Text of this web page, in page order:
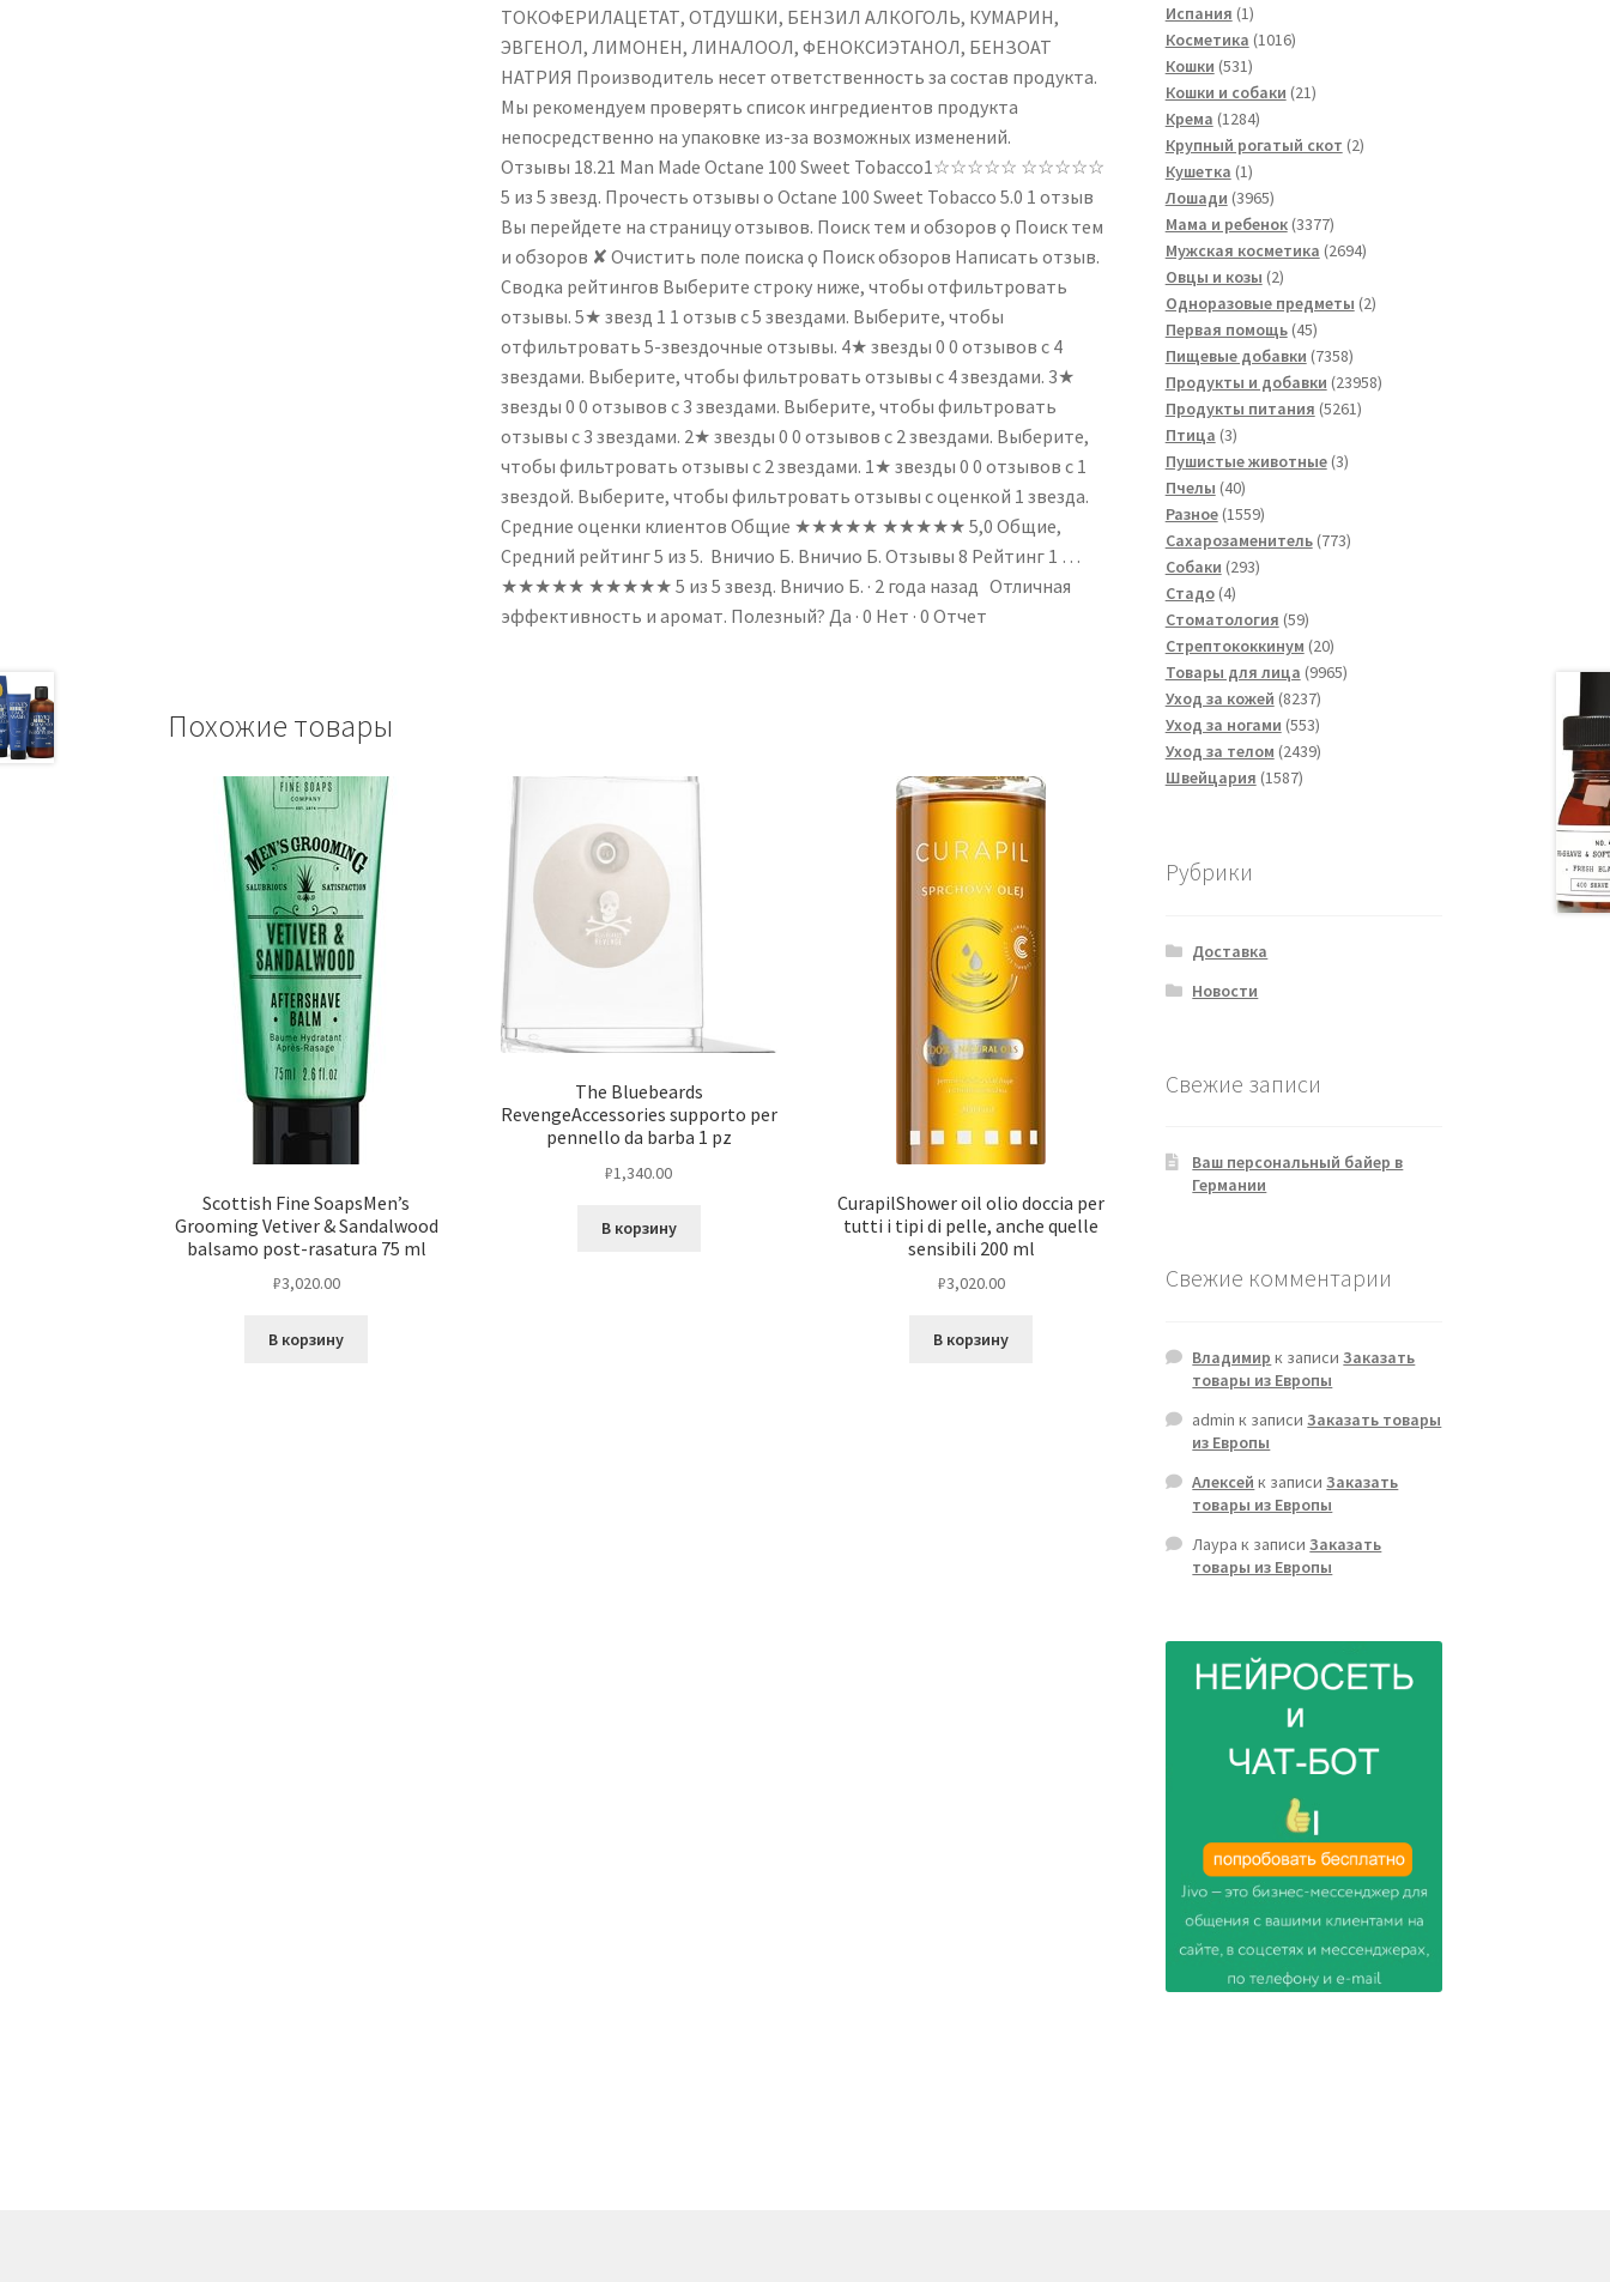
ТОКОФЕРИЛАЦЕТАТ, ОТДУШКИ, БЕНЗИЛ АЛКОГОЛЬ, КУМАРИН,
ЭВГЕНОЛ, ЛИМОНЕН, ЛИНАЛООЛ, ФЕНОКСИЭТАНОЛ, БЕНЗОАТ
НАТРИЯ Производитель несет ответственность за состав продукта.
Мы рекомендуем проверять список ингредиентов продукта
непосредственно на упаковке из-за возможных изменений.
Отзывы 18.21 Man Made Octane 100 Sweet Tobacco1☆☆☆☆☆ ☆☆☆☆☆
5 из 5 звезд. Прочесть отзывы о Octane 100 Sweet Tobacco 5.0 1 отзыв
Вы перейдете на страницу отзывов. Поиск тем и обзоров ϙ Поиск тем
и обзоров ✘ Очистить поле поиска ϙ Поиск обзоров Написать отзыв.
Сводка рейтингов Выберите строку ниже, чтобы отфильтровать
отзывы. 5★ звезд 1 1 отзыв с 5 звездами. Выберите, чтобы
отфильтровать 5-звездочные отзывы. 4★ звезды 0 0 отзывов с 4
звездами. Выберите, чтобы фильтровать отзывы с 4 звездами. 3★
звезды 0 0 отзывов с 3 звездами. Выберите, чтобы фильтровать
отзывы с 3 звездами. 2★ звезды 0 0 отзывов с 2 звездами. Выберите,
чтобы фильтровать отзывы с 2 звездами. 1★ звезды 0 0 отзывов с 1
звездой. Выберите, чтобы фильтровать отзывы с оценкой 1 звезда.
Средние оценки клиентов Общие ★★★★★ ★★★★★ 5,0 Общие,
Средний рейтинг 5 из 5. Вничио Б. Вничио Б. Отзывы 8 Рейтинг 1 …
★★★★★ ★★★★★ 5 из 5 звезд. Вничио Б. · 2 года назад Отличная
эффективность и аромат. Полезный? Да · 0 Нет · 0 Отчет
Похожие товары
Scottish Fine SoapsMen’s
Grooming Vetiver & Sandalwood
balsamo post-rasatura 75 ml
₽3,020.00
В корзину
The Bluebeards
RevengeAccessories supporto per
pennello da barba 1 pz
₽1,340.00
В корзину
CurapilShower oil olio doccia per
tutti i tipi di pelle, anche quelle
sensibili 200 ml
₽3,020.00
В корзину
Испания 11
товар
Косметика 10161016
Кошки 531531
товар
Кошки и собаки 2121
Крема 12841284
товара
Крупный рогатый скот 22
Кушетка 11
товар
Лошади 39653965
товаров
Мама и ребенок 33773377
товаров
Мужская косметика 26942694
Овцы и козы 22
товара
Одноразовые предметы 22
Первая помощь 4545
товаров
Пищевые добавки 73587358
товаров
Продукты и добавки 2395823958
Продукты питания 52615261
Птица 33
товара
Пушистые животные 33
Пчелы 4040
товаров
Разное 15591559
товаров
Сахарозаменитель 773773
Собаки 293293
Стадо 44
товара
Стоматология 5959
товаров
Стрептококкинум 2020
товаров
Товары для лица 99659965
Уход за кожей 82378237
товаров
Уход за ногами 553553
товара
Уход за телом 24392439
Швейцария 15871587
Рубрики
Доставка
Новости
Свежие записи
Ваш персональный байер в
Германии
Свежие комментарии
Владимир к записиЗаказать
товары из Европы
admin к записиЗаказать товары
из Европы
Алексей к записиЗаказать
товары из Европы
Лаура к записиЗаказать
товары из Европы